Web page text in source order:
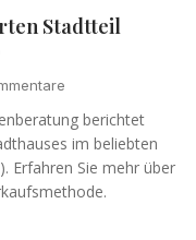
Stadtteil
berichtet
im beliebten
Erfahren Sie mehr über